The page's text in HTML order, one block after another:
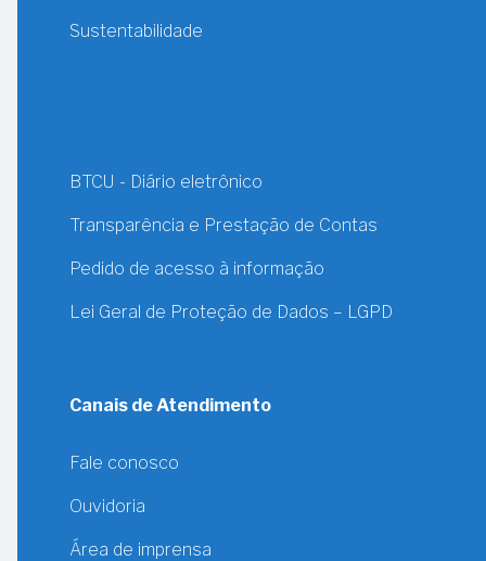
Sustentabilidade
BTCU - Diário eletrônico
Transparência e Prestação de Contas
Pedido de acesso à informação
Lei Geral de Proteção de Dados – LGPD
Canais de Atendimento
Fale conosco
Ouvidoria
Área de imprensa